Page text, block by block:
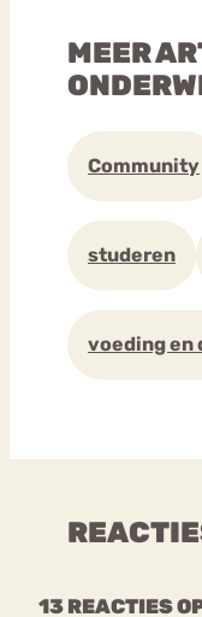
MEER
Community
studeren
voeding en
13 REACTIES